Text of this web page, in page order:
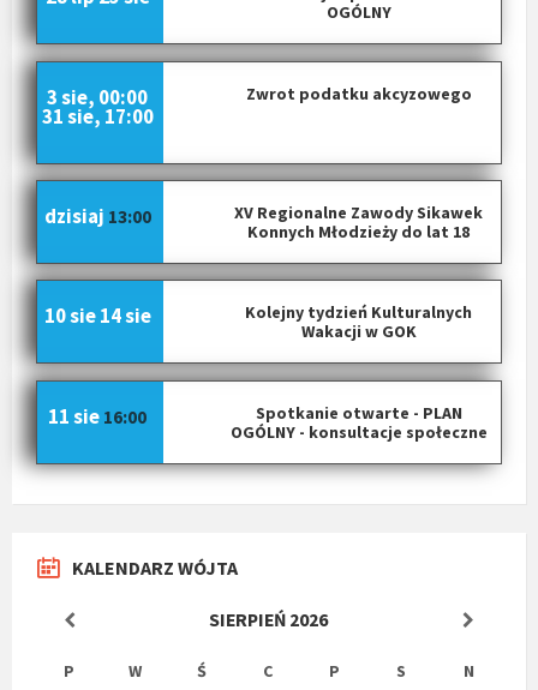
OGÓLNY
Zwrot podatku akcyzowego
3 sie, 00:00
31 sie, 17:00
XV Regionalne Zawody Sikawek
Konnych Młodzieży do lat 18
dzisiaj 13:00
Kolejny tydzień Kulturalnych
Wakacji w GOK
10 sie 14 sie
Spotkanie otwarte - PLAN
OGÓLNY - konsultacje społeczne
11 sie 16:00
KALENDARZ WÓJTA
SIERPIEŃ 2026
P W Ś C P S
N